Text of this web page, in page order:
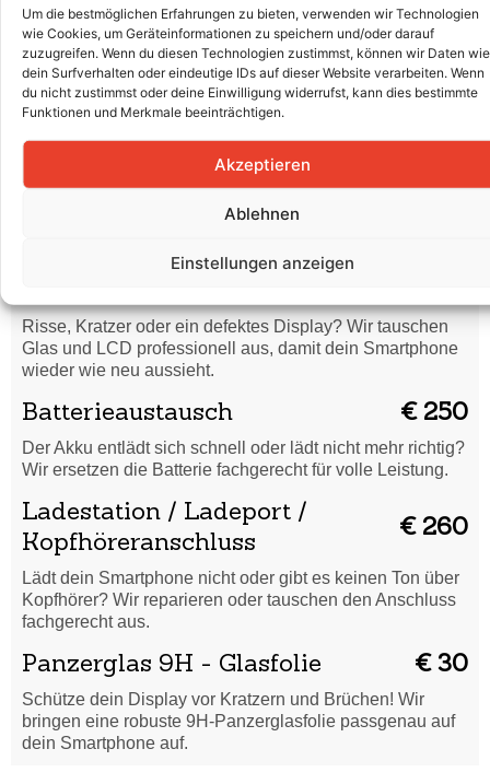
Um die bestmöglichen Erfahrungen zu bieten, verwenden wir Technologien
wie Cookies, um Geräteinformationen zu speichern und/oder darauf
zuzugreifen. Wenn du diesen Technologien zustimmst, können wir Daten wie
dein Surfverhalten oder eindeutige IDs auf dieser Website verarbeiten. Wenn
du nicht zustimmst oder deine Einwilligung widerrufst, kann dies bestimmte
Funktionen und Merkmale beeinträchtigen.
Akzeptieren
Ablehnen
Einstellungen anzeigen
Wasserschaden € 45
Dein Smartphone hat Flüssigkeit abbekommen? Wir
reinigen es gründlich und prüfen, ob eine Reparatur nötig
ist.
Code vergessen /
Du hast deinen Entsperrcode vergessen oder dein
Smartphone startet nicht richtig? Wir setzen es sicher
Risse, Kratzer oder ein defektes Display? Wir tauschen
Glas und LCD professionell aus, damit dein Smartphone
wieder wie neu aussieht.
Batterieaustausch € 250
Der Akku entlädt sich schnell oder lädt nicht mehr richtig?
Wir ersetzen die Batterie fachgerecht für volle Leistung.
Ladestation / Ladeport /
Kopfhöreranschluss
€ 260
Lädt dein Smartphone nicht oder gibt es keinen Ton über
Kopfhörer? Wir reparieren oder tauschen den Anschluss
fachgerecht aus.
Panzerglas 9H - Glasfolie € 30
Schütze dein Display vor Kratzern und Brüchen! Wir
bringen eine robuste 9H-Panzerglasfolie passgenau auf
dein Smartphone auf.